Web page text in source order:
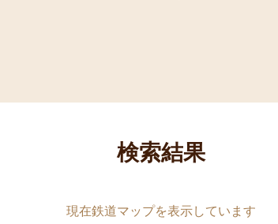
検索結果
現在鉄道マップを表示しています